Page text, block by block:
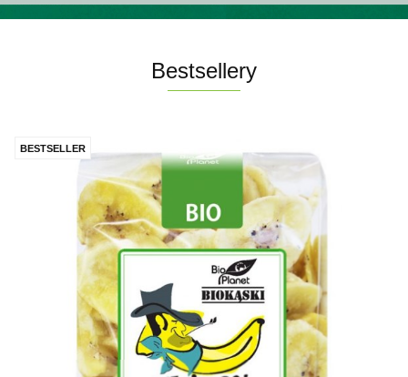
Bestsellery
BESTSELLER